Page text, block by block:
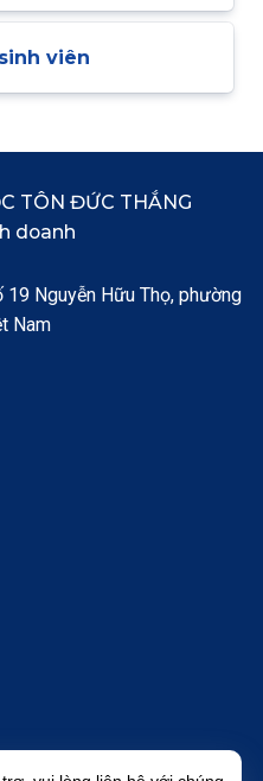
viên
TÔN ĐỨC THẮNG
doanh
Nguyễn Hữu Thọ, phường
Nam